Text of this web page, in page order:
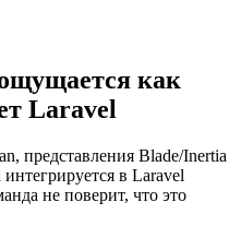
как
Laravel
представления Blade/Inertia
в Laravel
не поверит, что это